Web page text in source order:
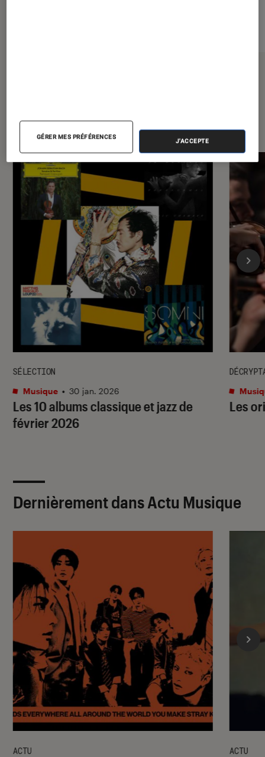
Sur le même thème
Les 10 albums classique et jazz de
février 2026
SÉLECTION
Musique • 30 jan. 2026
Les
Dernièrement dans Actu Musique
ACTU ACTU
GÉRER MES PRÉFÉRENCES
J'ACCEPTE